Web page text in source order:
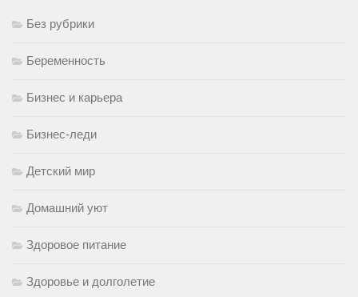
Без рубрики
Беременность
Бизнес и карьера
Бизнес-леди
Детский мир
Домашний уют
Здоровое питание
Здоровье и долголетие